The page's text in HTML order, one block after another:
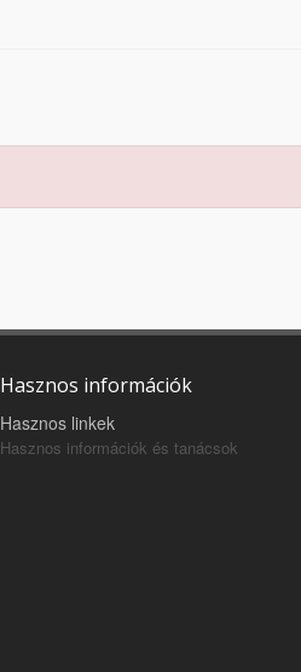
Hasznos információk
Hasznos linkek
Hasznos információk és tanácsok